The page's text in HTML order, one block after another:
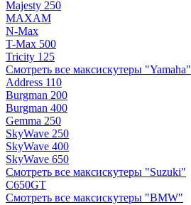
Majesty 250
MAXAM
N-Max
T-Max 500
Tricity 125
Смотреть все максискутеры "Yamaha"
Address 110
Burgman 200
Burgman 400
Gemma 250
SkyWave 250
SkyWave 400
SkyWave 650
Смотреть все максискутеры "Suzuki"
C650GT
Смотреть все максискутеры "BMW"